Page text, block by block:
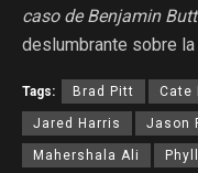
caso de Benjamin
deslumbrante sobre
Tags: Brad Pitt Cate
Jared Harris Jason
Mahershala Ali